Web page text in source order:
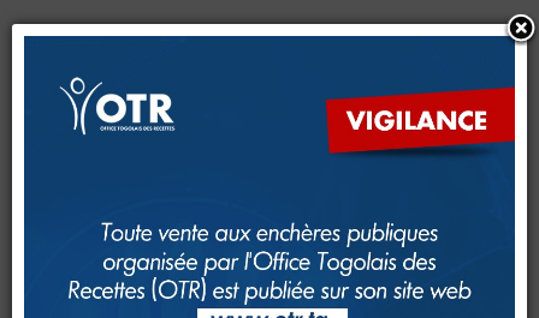
GUDEF Investir au Togo Suivi foncier